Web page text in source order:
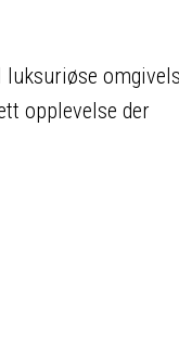
opplevelse der